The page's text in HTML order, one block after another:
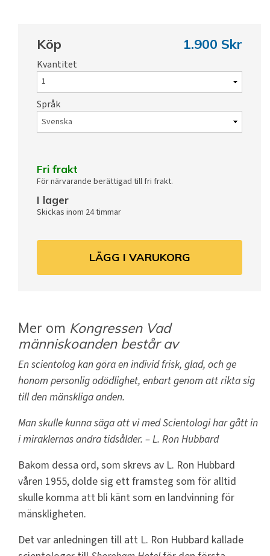
Köp 1.900 Skr
Kvantitet
Språk
Fri frakt
För närvarande berättigad till fri frakt.
I lager
Skickas inom 24 timmar
LÄGG I VARUKORG
Mer om Kongressen Vad
människoanden består av
En scientolog kan göra en individ frisk, glad, och ge
honom personlig odödlighet, enbart genom att rikta sig
till den mänskliga anden.
Man skulle kunna säga att vi med Scientologi har gått in
i miraklernas andra tidsålder. – L. Ron Hubbard
Bakom dessa ord, som skrevs av L. Ron Hubbard
våren 1955, dolde sig ett framsteg som för alltid
skulle komma att bli känt som en landvinning för
mänskligheten.
Det var anledningen till att L. Ron Hubbard kallade